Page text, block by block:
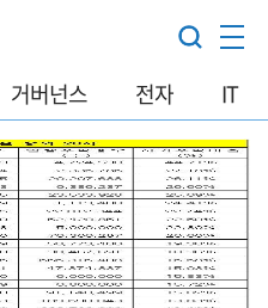
거버넌스 전자 IT